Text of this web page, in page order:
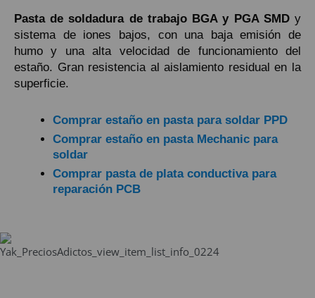
Pasta de soldadura de trabajo BGA y PGA SMDy
sistema de iones bajos, con una baja emisión de
humo y una alta velocidad de funcionamiento del
estaño. Gran resistencia al aislamiento residual en la
superficie.
Comprar estaño en pasta para soldar PPD
Comprar estaño en pasta Mechanic para
soldar
Comprar pasta de plata conductiva para
reparación PCB